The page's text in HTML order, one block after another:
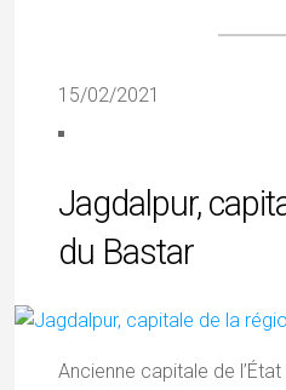
15/02/2021
Jagdalpur,
du Bastar
Ancienne capitale de